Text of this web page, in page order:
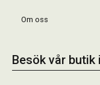
Om oss
Besök vår butik